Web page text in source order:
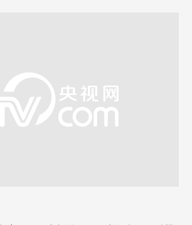
，常年平均氣溫19攝氏度，夏季平均氣